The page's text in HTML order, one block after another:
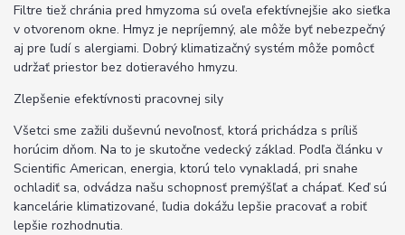
Filtre tiež chránia pred hmyzoma sú oveľa efektívnejšie ako sieťka
v otvorenom okne. Hmyz je nepríjemný, ale môže byť nebezpečný
aj pre ľudí s alergiami. Dobrý klimatizačný systém môže pomôcť
udržať priestor bez dotieravého hmyzu.
Zlepšenie efektívnosti pracovnej sily
Všetci sme zažili duševnú nevoľnosť, ktorá prichádza s príliš
horúcim dňom. Na to je skutočne vedecký základ. Podľa článku v
Scientific American, energia, ktorú telo vynakladá, pri snahe
ochladiť sa, odvádza našu schopnosť premýšľať a chápať. Keď sú
kancelárie klimatizované, ľudia dokážu lepšie pracovať a robiť
lepšie rozhodnutia.